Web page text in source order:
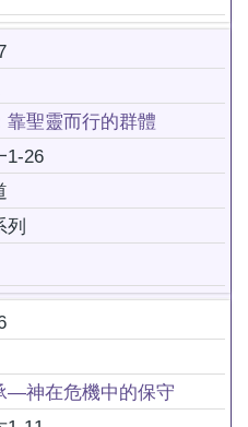
靠聖靈而行的群體
1-26
列
—神在危機中的保守